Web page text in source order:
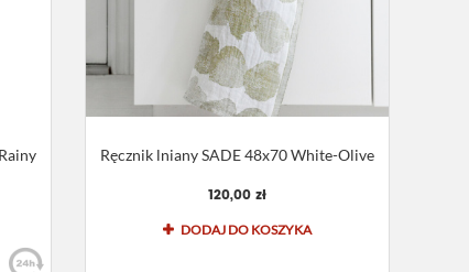
Ręcznik lniany SADE 48x70 White-Olive
120,00 zł
DODAJ DO KOSZYKA